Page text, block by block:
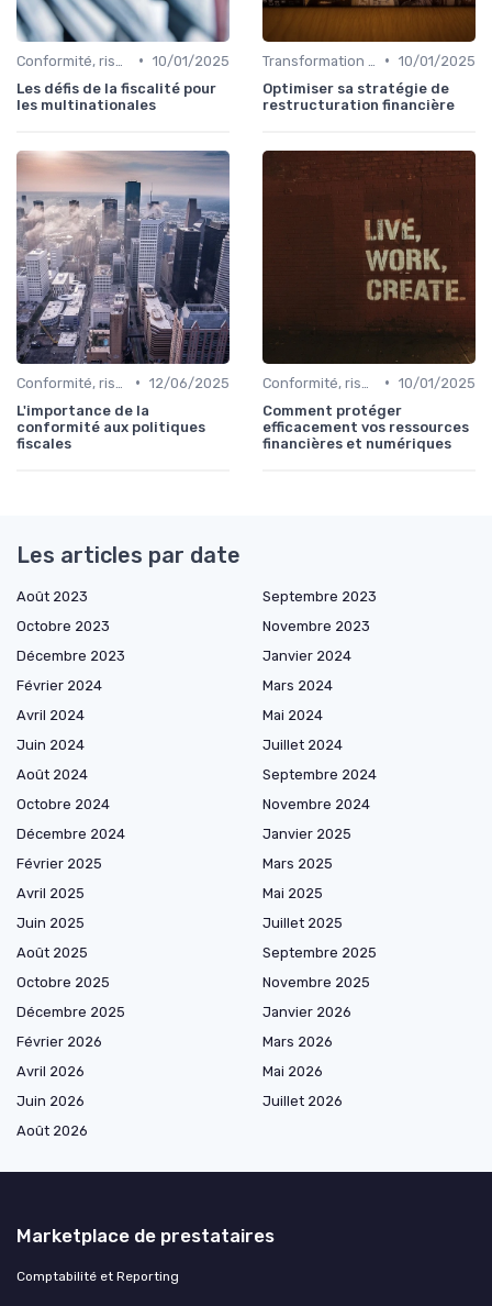
• 10/01/2025
Les défis de la fiscalité pour
les multinationales
• 10/01/2025
Optimiser sa stratégie de
restructuration financière
• 12/06/2025
L'importance de la
conformité aux politiques
fiscales
• 10/01/2025
Comment protéger
efficacement vos ressources
financières et numériques
Les articles par date
Août 2023
Septembre 2023
Octobre 2023
Novembre 2023
Décembre 2023
Janvier 2024
Février 2024
Mars 2024
Avril 2024
Mai 2024
Juin 2024
Juillet 2024
Août 2024
Septembre 2024
Octobre 2024
Novembre 2024
Décembre 2024
Janvier 2025
Février 2025
Mars 2025
Avril 2025
Mai 2025
Juin 2025
Juillet 2025
Août 2025
Septembre 2025
Octobre 2025
Novembre 2025
Décembre 2025
Janvier 2026
Février 2026
Mars 2026
Avril 2026
Mai 2026
Juin 2026
Juillet 2026
Août 2026
Marketplace de prestataires
Comptabilité et Reporting